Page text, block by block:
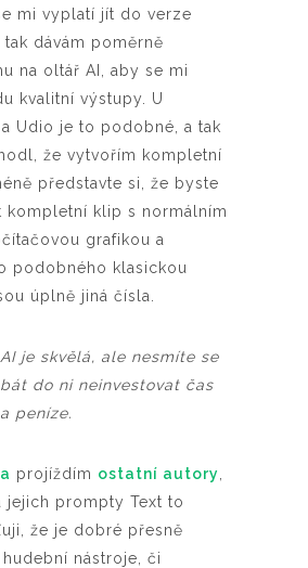
mi vyplatí jít do verze
tak dávám poměrně
na oltář AI, aby se mi
kvalitní výstupy. U
Udio je to podobné, a tak
že vytvořím kompletní
představte si, že byste
kompletní klip s normálním
grafikou a
podobného klasickou
úplně jiná čísla.
AI je skvělá, ale nesmíte se
bát do ni neinvestovat čas
a peníze.
projíždím ostatní autory
jejich prompty Text to
že je dobré přesně
nástroje, či